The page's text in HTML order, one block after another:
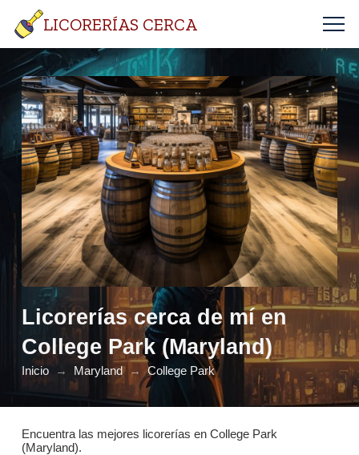
LICORERÍAS CERCA
Licorerías cerca de mí en
College Park (Maryland)
Inicio → Maryland → College Park
Encuentra las mejores licorerías en College Park
(Maryland).